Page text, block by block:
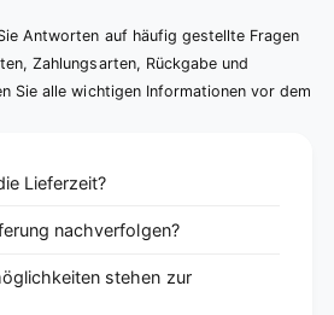
Antworten auf häufig gestellte Fragen
Zahlungsarten, Rückgabe und
Sie alle wichtigen Informationen vor dem
Lieferzeit?
nachverfolgen?
stehen zur